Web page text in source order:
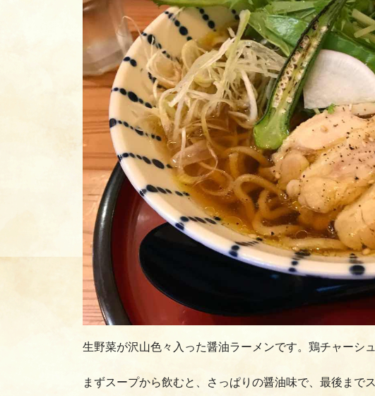
生野菜が沢山色々入った醤油ラーメンです。鶏チャーシ
まずスープから飲むと、さっぱりの醤油味で、最後まで